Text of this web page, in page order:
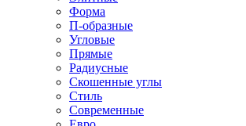
Форма
П-образные
Угловые
Прямые
Радиусные
Скошенные углы
Стиль
Современные